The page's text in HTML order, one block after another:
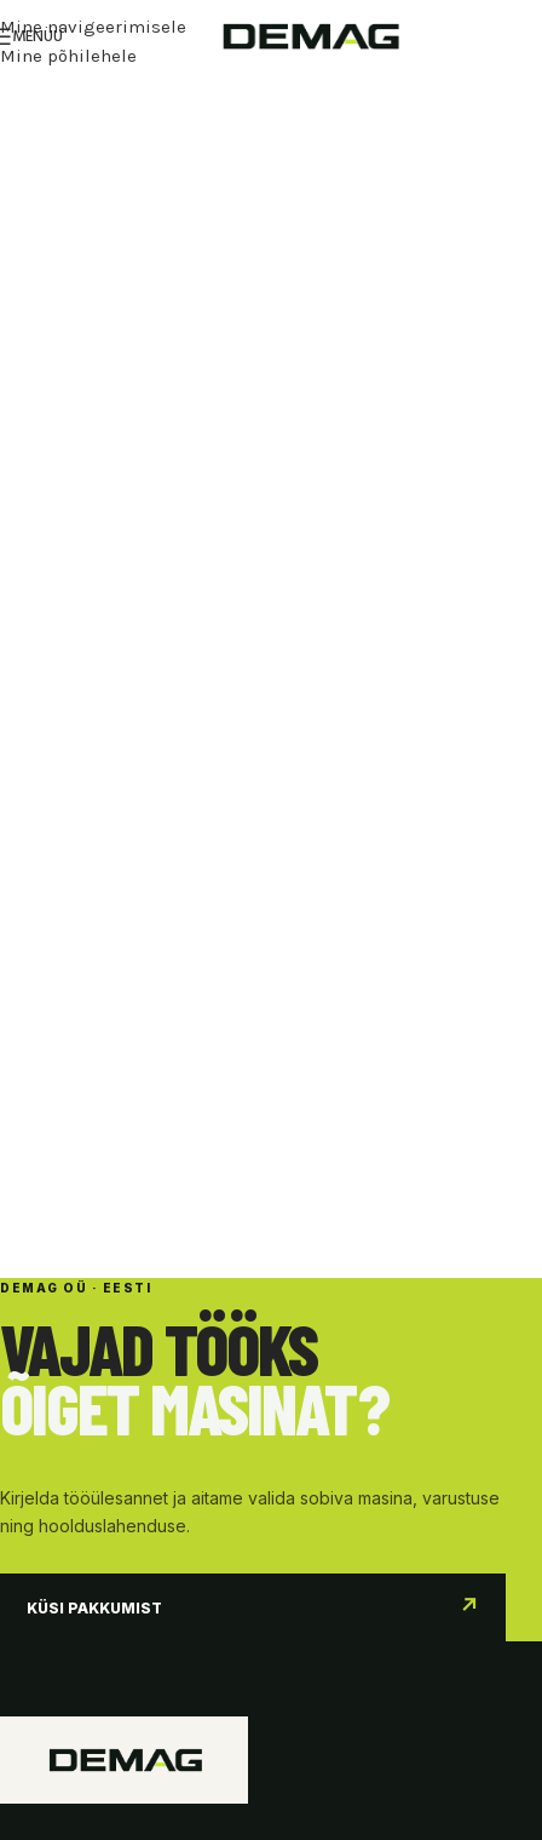
Mine navigeerimisele
Mine põhilehele
MENÜÜ
DEMAG OÜ · EESTI
VAJAD TÖÖKS
ÕIGET MASINAT?
Kirjelda tööülesannet ja aitame valida sobiva masina, varustuse
ning hoolduslahenduse.
KÜSI PAKKUMIST ↗